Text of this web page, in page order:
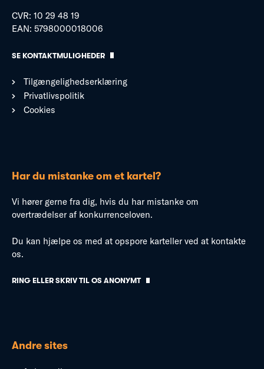
CVR: 10 29 48 19
EAN: 5798000018006
SE KONTAKTMULIGHEDER
Tilgængelighedserklæring
Privatlivspolitik
Cookies
Har du mistanke om et kartel?
Vi hører gerne fra dig, hvis du har mistanke om
overtrædelser af konkurrenceloven.
Du kan hjælpe os med at opspore karteller ved at kontakte
os.
RING ELLER SKRIV TIL OS ANONYMT
Andre sites